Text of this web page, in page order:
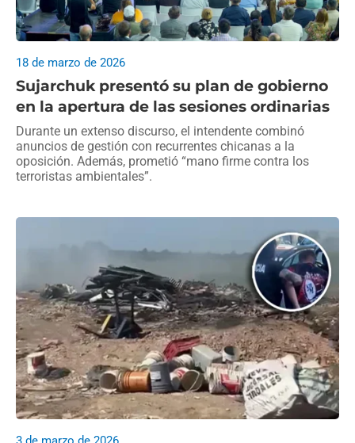
Sujarchuk presentó su plan de gobierno
en la apertura de las sesiones ordinarias
18 de marzo de 2026
Durante un extenso discurso, el intendente combinó
anuncios de gestión con recurrentes chicanas a la
oposición. Además, prometió “mano firme contra los
terroristas ambientales”.